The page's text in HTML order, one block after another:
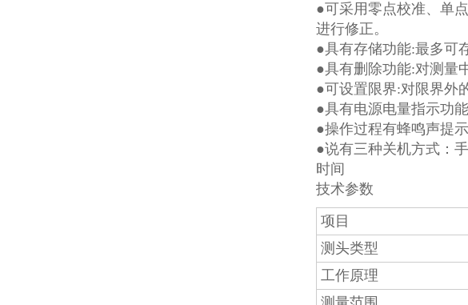
●可采用零点校准、单
进行修正。
●具有存储功能:最多可
●具有删除功能:对测量
●可设置限界:对限界外
●具有电源电量指示功能
●操作过程有蜂鸣声提示
●说有三种关机方式：
时间
技术参数
项目
测头类型
工作原理